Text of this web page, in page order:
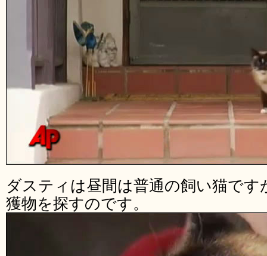
ダスティは昼間は普通の飼い猫で
獲物を探すのです。